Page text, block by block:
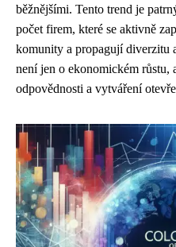
běžnějšími. Tento trend je
počet firem, které se aktivně
komunity a propagují diverzitu
není jen o ekonomickém růstu,
odpovědnosti a vytváření